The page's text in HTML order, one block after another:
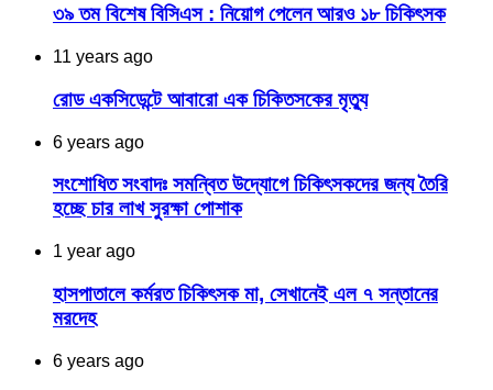
৩৯ তম বিশেষ বিসিএস : নিয়োগ পেলেন আরও ১৮ চিকিৎসক
11 years ago
রোড একসিডেন্টে আবারো এক চিকিতসকের মৃত্যু
6 years ago
সংশোধিত সংবাদঃ সমন্বিত উদ্যোগে চিকিৎসকদের জন্য তৈরি
হচ্ছে চার লাখ সুরক্ষা পোশাক
1 year ago
হাসপাতালে কর্মরত চিকিৎসক মা, সেখানেই এল ৭ সন্তানের
মরদেহ
6 years ago